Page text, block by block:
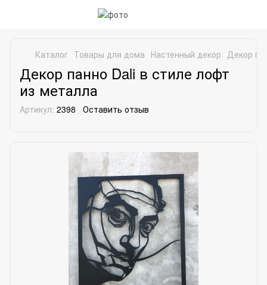
Каталог Товары для дома Настенный декор Декор
Декор панно Dali в стиле лофт
из металла
Артикул: 2398 Оставить отзыв